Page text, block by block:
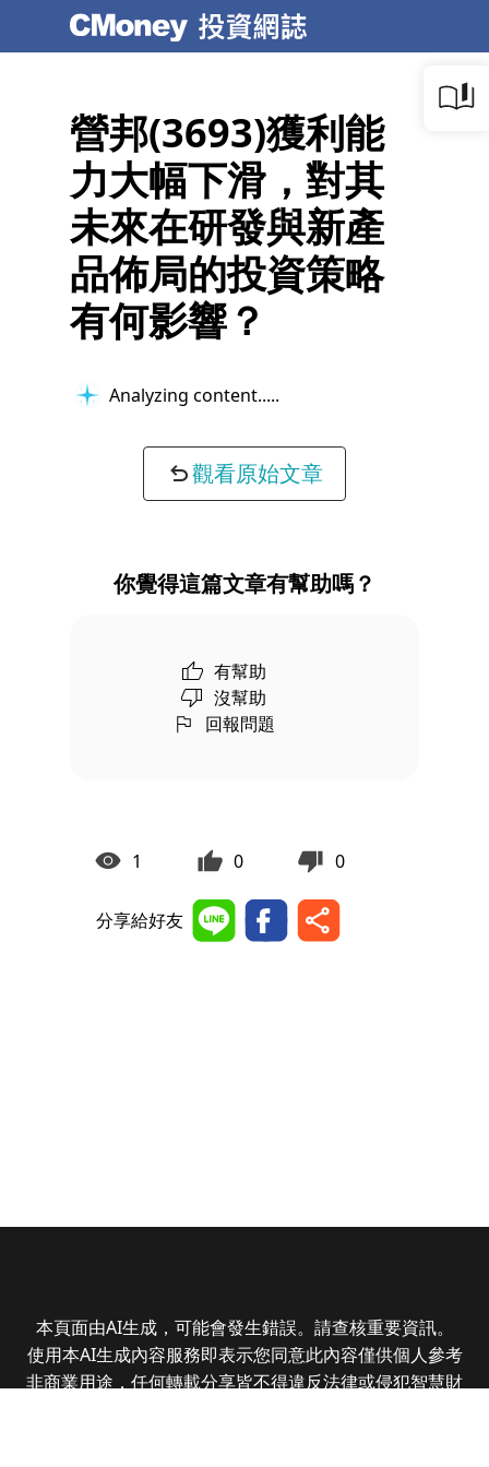
營邦(3693)獲利能
力大幅下滑，對其
未來在研發與新產
品佈局的投資策略
有何影響？
Analyzing content...
觀看原始文章
你覺得這篇文章有幫助嗎？
有幫助
沒幫助
回報問題
1 0 0
分享給好友
本頁面由AI生成，可能會發生錯誤。請查核重要資訊。
使用本AI生成內容服務即表示您同意此內容僅供個人參考
非商業用途，任何轉載分享皆不得違反法律或侵犯智慧財